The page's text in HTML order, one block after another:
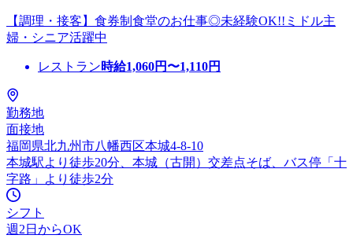
【調理・接客】食券制食堂のお仕事◎未経験OK!!ミドル主
婦・シニア活躍中
レストラン時給1,060円〜1,110円
勤務地
面接地
福岡県北九州市八幡西区本城4-8-10
本城駅より徒歩20分、本城（古開）交差点そば、バス停「十
字路」より徒歩2分
シフト
週2日からOK